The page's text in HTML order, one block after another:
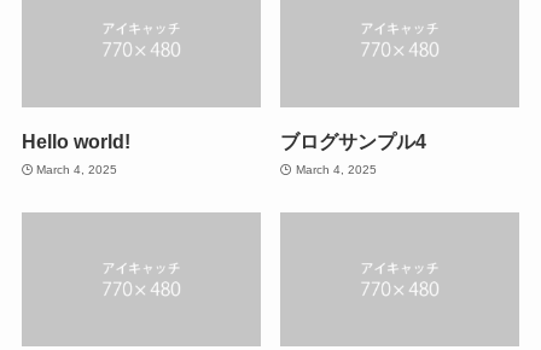
Hello world!
March 4, 2025
ブログサンプル4
March 4, 2025